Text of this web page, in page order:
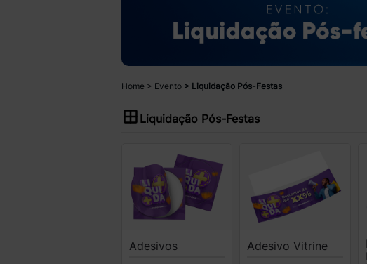
Home Evento Liquidação Pós-Festas
Liquidação Pós-Festas
Adesivos
Adesivo Vitrine